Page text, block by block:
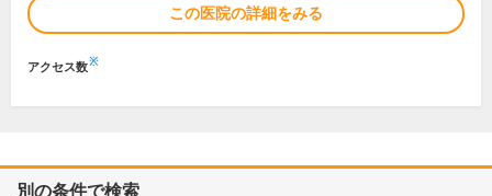
この医院の詳細をみる
アクセス数※
別の条件で検索